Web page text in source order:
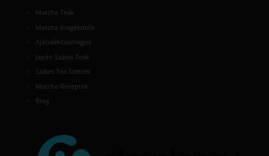
Matcha Teák
Matcha Kiegészítők
Ajándékcsomagok
Japán Szálas Teák
Szálas Tea Szettek
Matcha Receptek
Blog